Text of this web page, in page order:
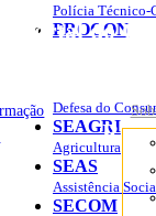
Portal do
Polícia Técnico-
PROCON
Defesa do
SEAGRI
Agricultura
SEAS
Assistência
SECOM